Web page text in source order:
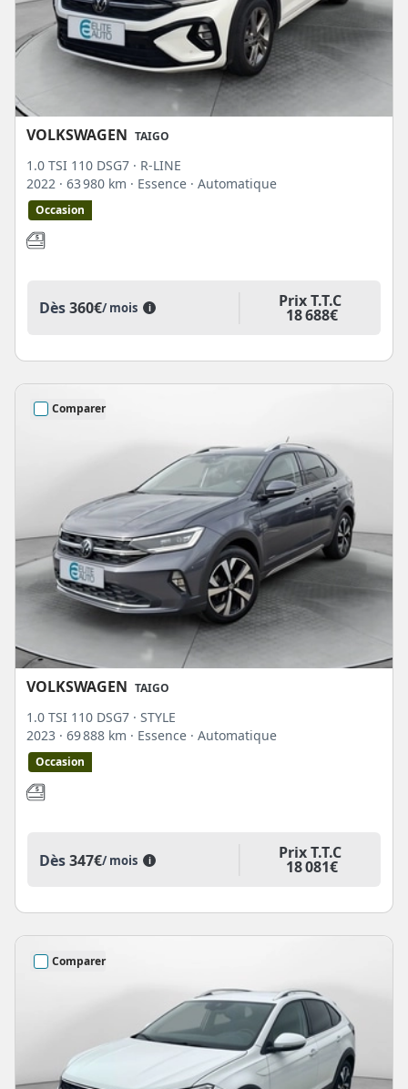
VOLKSWAGEN TAIGO
1.0 TSI 110 DSG7 · R-LINE
2022 · 63 980 km · Essence · Automatique
Occasion
Dès360€/ mois i Prix T.T.C
18 688€
Comparer
VOLKSWAGEN TAIGO
1.0 TSI 110 DSG7 · STYLE
2023 · 69 888 km · Essence · Automatique
Occasion
Dès347€/ mois i Prix T.T.C
18 081€
Comparer